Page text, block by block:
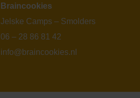
Braincookies
Jelske Camps – Smolders
06 – 28 86 81 42
info@braincookies.nl